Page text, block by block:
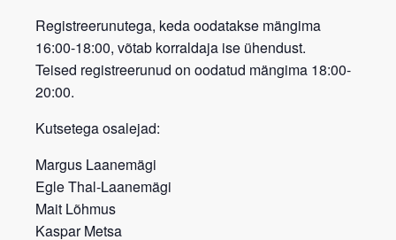
Registreerunutega, keda oodatakse mängima
16:00-18:00, võtab korraldaja ise ühendust.
Teised registreerunud on oodatud mängima 18:00-
20:00.
Kutsetega osalejad:
Margus Laanemägi
Egle Thal-Laanemägi
Mait Lõhmus
Kaspar Metsa